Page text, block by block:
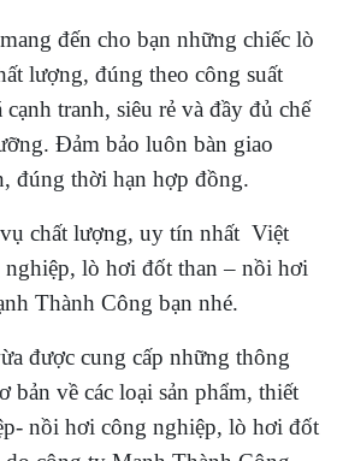
đến cho bạn những chiếc lò
lượng, đúng theo công suất
tranh, siêu rẻ và đầy đủ chế
Đảm bảo luôn bàn giao
đúng thời hạn hợp đồng.
chất lượng, uy tín nhất Việt
lò hơi đốt than – nồi hơi
Thành Công bạn nhé.
được cung cấp những thông
bản về các loại sản phẩm, thiết
nồi hơi công nghiệp, lò hơi đốt